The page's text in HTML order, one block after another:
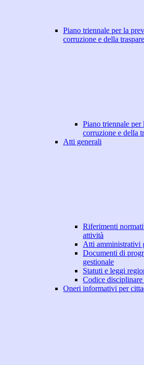
Piano triennale per la
corruzione e della
Piano triennale per
corruzione e della
Atti generali
Riferimenti
attività
Atti amministrativi
Documenti di
gestionale
Statuti e leggi
Codice
Oneri informativi per